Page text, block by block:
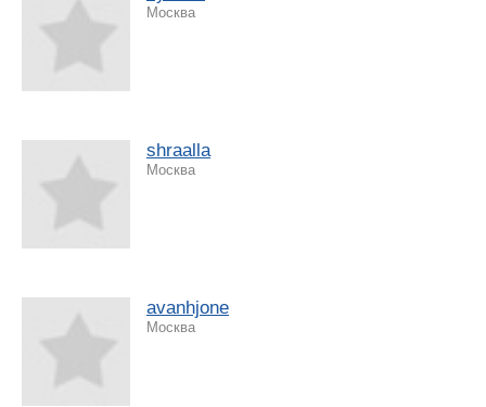
Москва
shraalla
Москва
avanhjone
Москва